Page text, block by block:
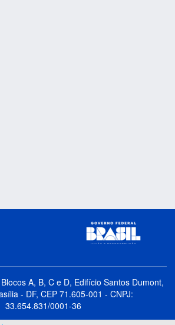
A, B, C e D, Edifício Santos Dumont,
- DF, CEP 71.605-001 - CNPJ:
33.654.831/0001-36